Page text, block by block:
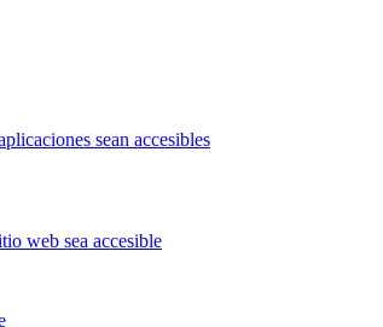
sean accesibles
web sea accesible